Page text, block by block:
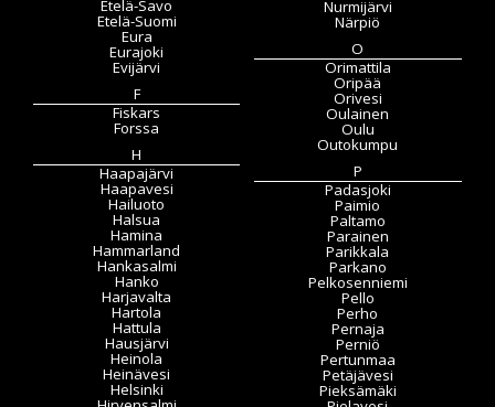
Etelä-Savo
Etelä-Suomi
Eura
Eurajoki
Evijärvi
F
Fiskars
Forssa
H
Haapajärvi
Haapavesi
Hailuoto
Halsua
Hamina
Hammarland
Hankasalmi
Hanko
Harjavalta
Hartola
Hattula
Hausjärvi
Heinola
Heinävesi
Helsinki
Nurmijärvi
Närpiö
O
Orimattila
Oripää
Orivesi
Oulainen
Oulu
Outokumpu
P
Padasjoki
Paimio
Paltamo
Parainen
Parikkala
Parkano
Pelkosenniemi
Pello
Perho
Pernaja
Perniö
Pertunmaa
Petäjävesi
Pieksämäki